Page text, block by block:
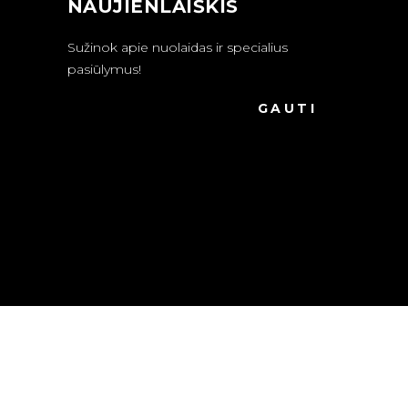
NAUJIENLAIŠKIS
Sužinok apie nuolaidas ir specialius
pasiūlymus!